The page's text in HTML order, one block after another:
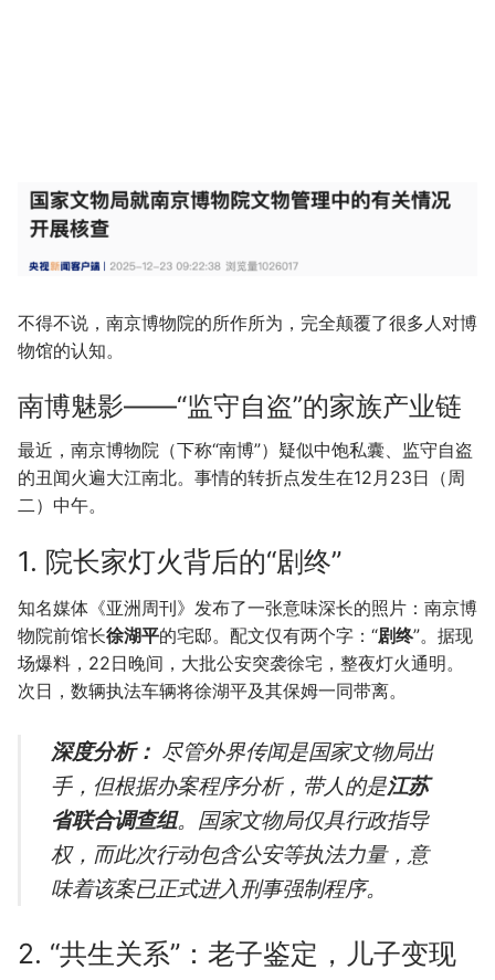
不得不说，南京博物院的所作所为，完全颠覆了很多人对博
物馆的认知。
南博魅影——“监守自盗”的家族产业链
最近，南京博物院（下称“南博”）疑似中饱私囊、监守自盗
的丑闻火遍大江南北。事情的转折点发生在12月23日（周
二）中午。
1. 院长家灯火背后的“剧终”
知名媒体《亚洲周刊》发布了一张意味深长的照片：南京博
物院前馆长徐湖平的宅邸。配文仅有两个字：“剧终”。据现
场爆料，22日晚间，大批公安突袭徐宅，整夜灯火通明。
次日，数辆执法车辆将徐湖平及其保姆一同带离。
深度分析： 尽管外界传闻是国家文物局出
手，但根据办案程序分析，带人的是江苏
省联合调查组。国家文物局仅具行政指导
权，而此次行动包含公安等执法力量，意
味着该案已正式进入刑事强制程序。
2. “共生关系”：老子鉴定，儿子变现